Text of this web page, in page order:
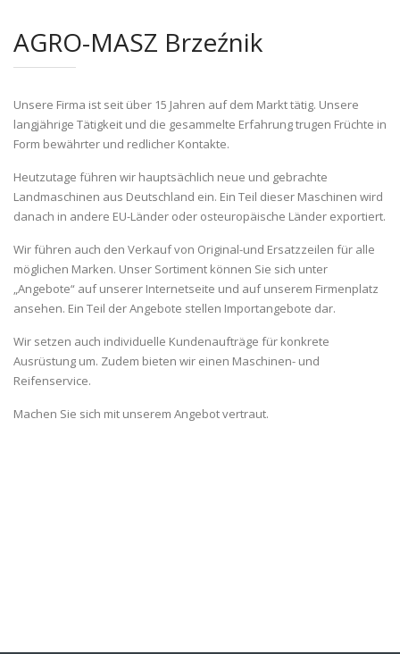
AGRO-MASZ Brzeźnik
Unsere Firma ist seit über 15 Jahren auf dem Markt tätig. Unsere
langjährige Tätigkeit und die gesammelte Erfahrung trugen Früchte in
Form bewährter und redlicher Kontakte.
Heutzutage führen wir hauptsächlich neue und gebrachte
Landmaschinen aus Deutschland ein. Ein Teil dieser Maschinen wird
danach in andere EU-Länder oder osteuropäische Länder exportiert.
Wir führen auch den Verkauf von Original-und Ersatzzeilen für alle
möglichen Marken. Unser Sortiment können Sie sich unter
„Angebote“ auf unserer Internetseite und auf unserem Firmenplatz
ansehen. Ein Teil der Angebote stellen Importangebote dar.
Wir setzen auch individuelle Kundenaufträge für konkrete
Ausrüstung um. Zudem bieten wir einen Maschinen- und
Reifenservice.
Machen Sie sich mit unserem Angebot vertraut.